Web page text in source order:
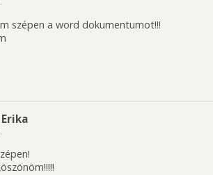
szépen a word dokumentumot!!!